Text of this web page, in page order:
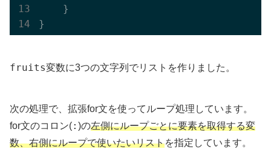
    }
fruits変数に3つの文字列でリストを作りました。
次の処理で、拡張for文を使ってループ処理しています。
for文のコロン(: )の左側にループごとに要素を取得する変
数、右側にループで使いたいリストを指定しています。